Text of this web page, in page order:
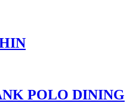
POLO DINING